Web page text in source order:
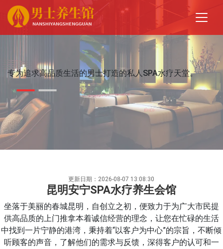
专为追求高品质生活的男士打造的私人SPA水疗天堂。
更新日期：2026-08-07 13:08:30
昆明安宁SPA水疗养生会馆
坐落于美丽的春城昆明，自创立之初，便致力于为广大市民提
供高品质的上门推拿本着诚信经营的理念，让您在忙碌的生活
中找到一片宁静的港湾，秉持着“以客户为中心”的宗旨，不断倾
听顾客的声音，了解他们的需求与反馈，深得客户的认可和一